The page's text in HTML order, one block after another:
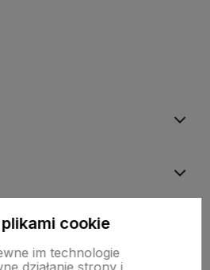
cookie
im technologie
działanie strony i